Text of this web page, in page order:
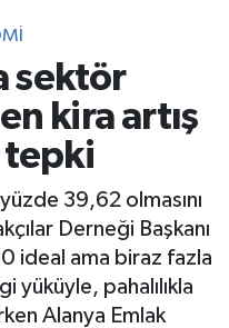
sektör
kira artış
tepki
yüzde 39,62 olmasını
Derneği Başkanı
ideal ama biraz fazla
yüküyle, pahalılıkla
Alanya Emlak